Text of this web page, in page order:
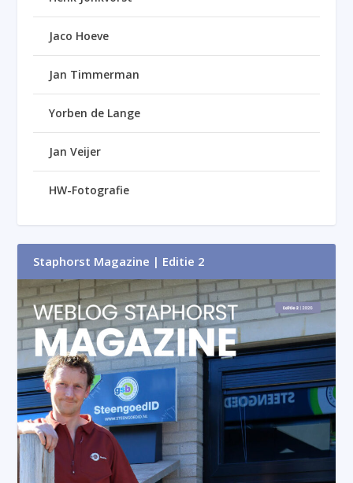
Jaco Hoeve
Jan Timmerman
Yorben de Lange
Jan Veijer
HW-Fotografie
Staphorst Magazine | Editie 2